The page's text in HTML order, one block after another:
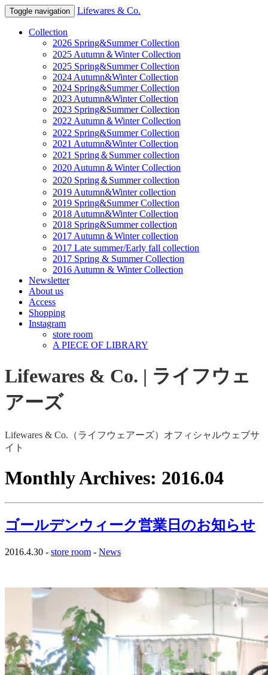
Toggle navigation Lifewares & Co.
Collection
2026 Spring&Summer Collection
2025 Autumn＆Winter Collection
2025 Spring&Summer Collection
2024 Autumn&Winter Collection
2024 Spring&Summer Collection
2023 Autumn&Winter Collection
2023 Spring&Summer Collection
2022 Autumn＆Winter Collection
2022 Spring&Summer Collection
2021 Autumn&Winter Collection
2021 Spring＆Summer collection
2020 Autumn＆Winter Collection
2020 Spring＆Summer collection
2019 Autumn&Winter collection
2019 Spring&Summer Collection
2018 Autumn&Winter Collection
2018 Spring&Summer collection
2017 Autumn＆Winter collection
2017 Late summer/Early fall collection
2017 Spring & Summer Collection
2016 Autumn & Winter Collection
Newsletter
About us
Access
Shopping
Instagram
store room
A PIECE OF LIBRARY
Lifewares & Co. | ライフウェ
アーズ
Lifewares & Co.（ライフウェアーズ）オフィシャルウェブサ
イト
Monthly Archives: 2016.04
ゴールデンウィーク営業日のお知らせ
2016.4.30 - store room - News